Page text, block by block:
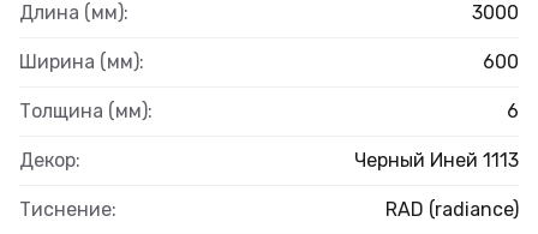
Длина (мм): 3000
Ширина (мм): 600
Толщина (мм): 6
Декор: Черный Иней 1113
Тиснение: RAD (radiance)